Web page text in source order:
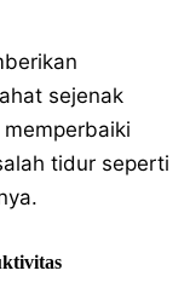
sejenak
tidur seperti